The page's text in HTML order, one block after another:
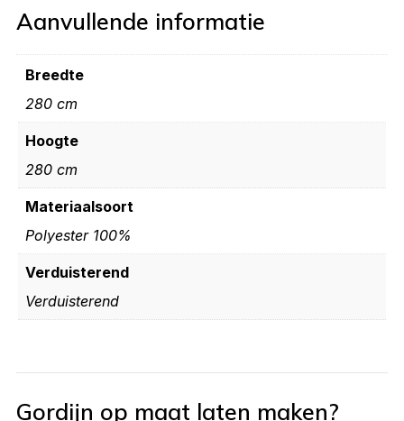
Aanvullende informatie
Breedte
280 cm
Hoogte
280 cm
Materiaalsoort
Polyester 100%
Verduisterend
Verduisterend
Gordijn op maat laten maken?